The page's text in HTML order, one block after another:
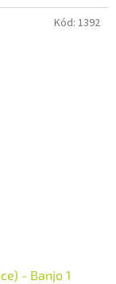
- Banjo 1
Kód: 1392